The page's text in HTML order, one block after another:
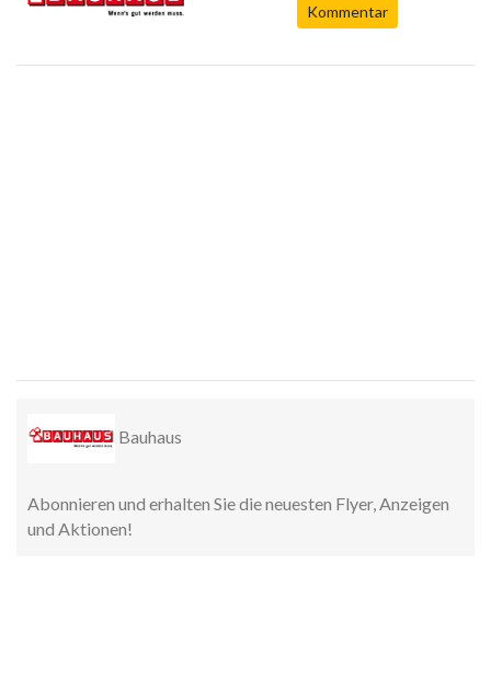
Kommentar
Bauhaus
Abonnieren und erhalten Sie die neuesten Flyer, Anzeigen
und Aktionen!